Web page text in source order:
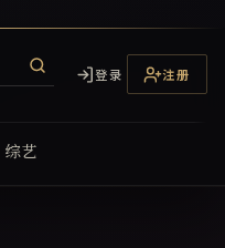
综艺
登录 注册